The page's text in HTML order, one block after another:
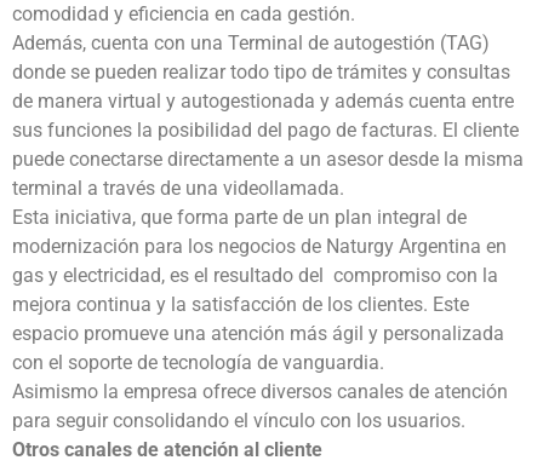
comodidad y eficiencia en cada gestión.
Además, cuenta con una Terminal de autogestión (TAG)
donde se pueden realizar todo tipo de trámites y consultas
de manera virtual y autogestionada y además cuenta entre
sus funciones la posibilidad del pago de facturas. El cliente
puede conectarse directamente a un asesor desde la misma
terminal a través de una videollamada.
Esta iniciativa, que forma parte de un plan integral de
modernización para los negocios de Naturgy Argentina en
gas y electricidad, es el resultado del
compromiso con la
mejora continua y la satisfacción de los clientes. Este
espacio promueve una atención más ágil y personalizada
con el soporte de tecnología de vanguardia.
Asimismo la empresa ofrece diversos canales de atención
para seguir consolidando el vínculo con los usuarios.
Otros canales de atención al cliente